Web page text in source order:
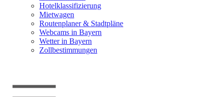
Hotelklassifizierung
Mietwagen
Routenplaner & Stadtpläne
Webcams in Bayern
Wetter in Bayern
Zollbestimmungen